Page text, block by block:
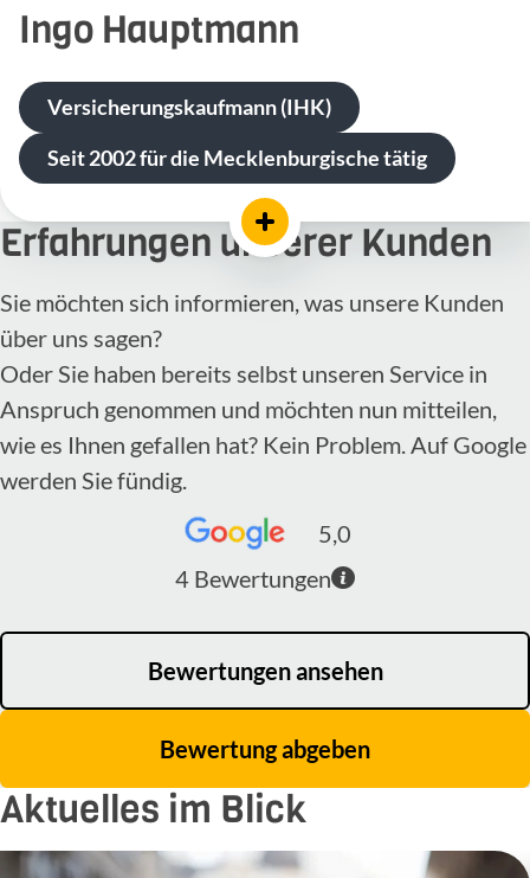
Ingo Hauptmann
Versicherungskaufmann (IHK)
Seit 2002 für die Mecklenburgische tätig
Erfahrungen unserer Kunden
Sie möchten sich informieren, was unsere Kunden
über uns sagen?
Oder Sie haben bereits selbst unseren Service in
Anspruch genommen und möchten nun mitteilen,
wie es Ihnen gefallen hat? Kein Problem. Auf Google
werden Sie fündig.
5,0
4 Bewertungen
Bewertungen ansehen
Bewertung abgeben
Aktuelles im Blick